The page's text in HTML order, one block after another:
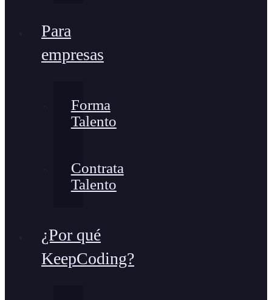
Para
empresas
Forma
Talento
Contrata
Talento
¿Por qué
KeepCoding?